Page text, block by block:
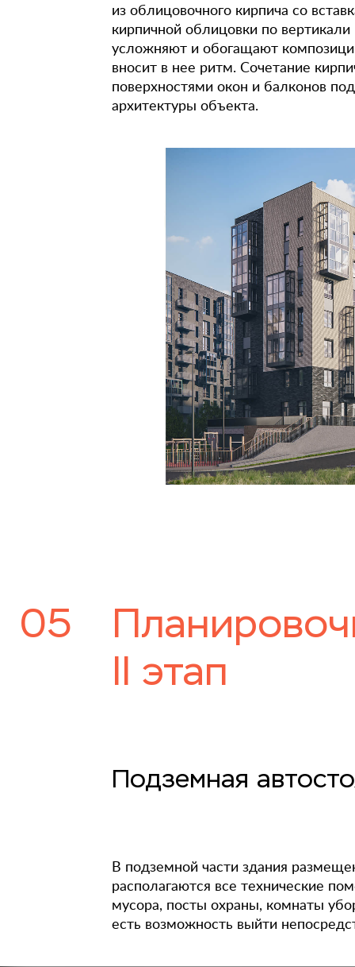
из облицовочного кирпича со
кирпичной облицовки по
усложняют и обогащают
вносит в нее ритм. Сочетание
поверхностями окон и балконов
архитектуры объекта.
05
II этап
Подземная
В подземной части здания
располагаются все технические
мусора, посты охраны, комнаты
есть возможность выйти